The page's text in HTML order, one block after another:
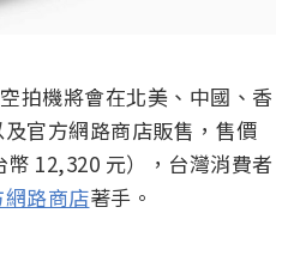
拍機將會在北美、中國、香
官方網路商店販售，售價
12,320 元），台灣消費者
網路商店著手。